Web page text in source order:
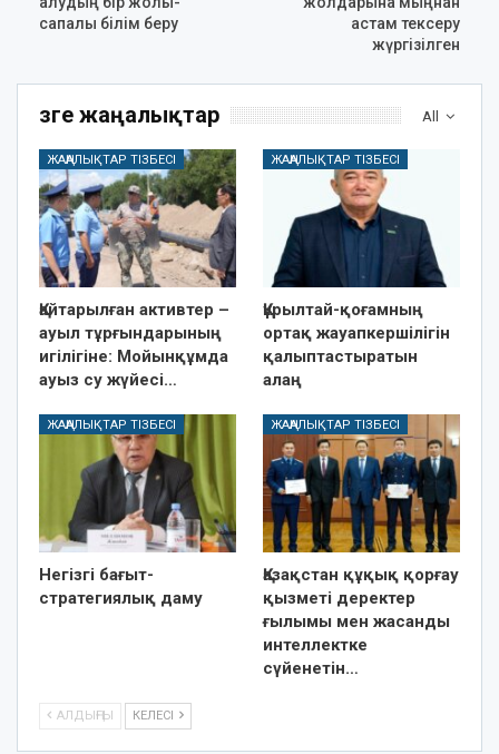
сапалы білім беру
астам тексеру
жүргізілген
All
Өзге жаңалықтар
ЖАҢАЛЫҚТАР ТІЗБЕСІ
Қайтарылған активтер –
ауыл тұрғындарының
игілігіне: Мойынқұмда
ауыз су жүйесі…
ЖАҢАЛЫҚТАР ТІЗБЕСІ
Құрылтай-қоғамның
ортақ жауапкершілігін
қалыптастыратын
алаң
ЖАҢАЛЫҚТАР ТІЗБЕСІ
Негізгі бағыт-
стратегиялық даму
ЖАҢАЛЫҚТАР ТІЗБЕСІ
Қазақстан құқық қорғау
қызметі деректер
ғылымы мен жасанды
интеллектке
сүйенетін…
АЛДЫҢҒЫ КЕЛЕСІ